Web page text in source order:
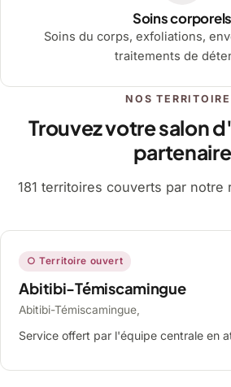
Soins corporels
Soins du corps, exfoliations,
traitements de
NOS
Trouvez votre salon
partenaire
181 territoires couverts par notre
○ Territoire ouvert
Abitibi-Témiscamingue
Abitibi-Témiscamingue,
Service offert par l'équipe centrale en